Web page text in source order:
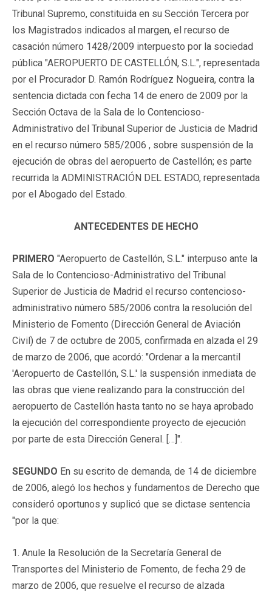
Tribunal Supremo, constituida en su Sección Tercera por
los Magistrados indicados al margen, el recurso de
casación número 1428/2009 interpuesto por la sociedad
pública "AEROPUERTO DE CASTELLÓN, S.L.", representada
por el Procurador D. Ramón Rodríguez Nogueira, contra la
sentencia dictada con fecha 14 de enero de 2009 por la
Sección Octava de la Sala de lo Contencioso-
Administrativo del Tribunal Superior de Justicia de Madrid
en el recurso número 585/2006 , sobre suspensión de la
ejecución de obras del aeropuerto de Castellón; es parte
recurrida la ADMINISTRACIÓN DEL ESTADO, representada
por el Abogado del Estado.
ANTECEDENTES DE HECHO
PRIMERO "Aeropuerto de Castellón, S.L." interpuso ante la
Sala de lo Contencioso-Administrativo del Tribunal
Superior de Justicia de Madrid el recurso contencioso-
administrativo número 585/2006 contra la resolución del
Ministerio de Fomento (Dirección General de Aviación
Civil) de 7 de octubre de 2005, confirmada en alzada el 29
de marzo de 2006, que acordó: "Ordenar a la mercantil
'Aeropuerto de Castellón, S.L.' la suspensión inmediata de
las obras que viene realizando para la construcción del
aeropuerto de Castellón hasta tanto no se haya aprobado
la ejecución del correspondiente proyecto de ejecución
por parte de esta Dirección General. […]".
SEGUNDO En su escrito de demanda, de 14 de diciembre
de 2006, alegó los hechos y fundamentos de Derecho que
consideró oportunos y suplicó que se dictase sentencia
"por la que:
1. Anule la Resolución de la Secretaría General de
Transportes del Ministerio de Fomento, de fecha 29 de
marzo de 2006, que resuelve el recurso de alzada